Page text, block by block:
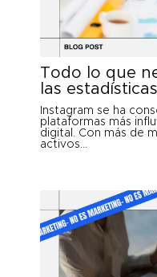
Todo lo que
las
Instagram se ha
plataformas más
digital. Con más de
activos...